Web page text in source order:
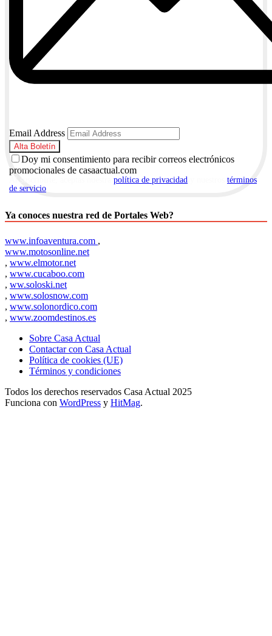
Email Address
Doy mi consentimiento para recibir correos electrónicos
promocionales de casaactual.com
política de privacidad
términos
de servicio
Ya conoces nuestra red de Portales Web?
www.infoaventura.com ,
www.motosonline.net
, www.elmotor.net
, www.cucaboo.com
, ww.soloski.net
, www.solosnow.com
, www.solonordico.com
, www.zoomdestinos.es
Sobre Casa Actual
Contactar con Casa Actual
Política de cookies (UE)
Términos y condiciones
Todos los derechos reservados Casa Actual 2025
Funciona con WordPress y HitMag.